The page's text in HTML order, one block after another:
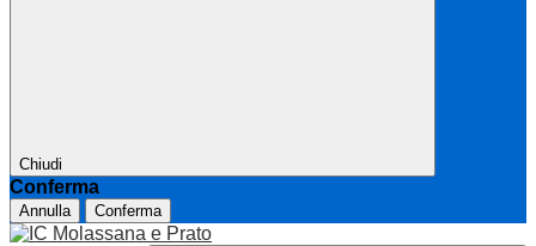
Chiudi
Conferma
Annulla Conferma